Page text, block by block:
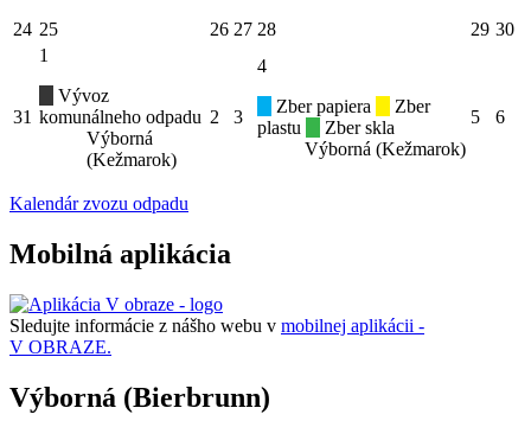
24 25 26 27 28 29 30
31
1
Vývoz
komunálneho odpadu
Výborná
(Kežmarok)
2 3
4
Zber papiera
Zber
plastu
Zber skla
Výborná (Kežmarok)
5 6
Kalendár zvozu odpadu
Mobilná aplikácia
Sledujte informácie z nášho webu v mobilnej aplikácii -
V OBRAZE.
Výborná (Bierbrunn)